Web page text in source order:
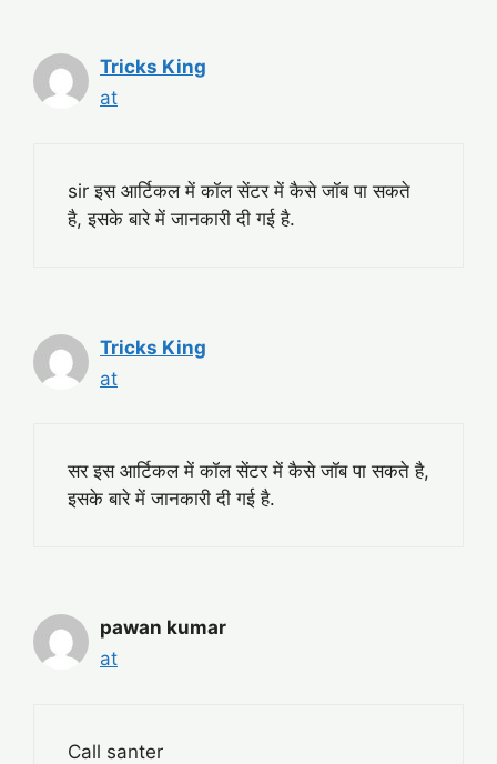
Tricks King
at
sir इस आर्टिकल में कॉल सेंटर में कैसे जॉब पा सकते
है, इसके बारे में जानकारी दी गई है.
Tricks King
at
सर इस आर्टिकल में कॉल सेंटर में कैसे जॉब पा सकते है,
इसके बारे में जानकारी दी गई है.
pawan kumar
at
Call santer